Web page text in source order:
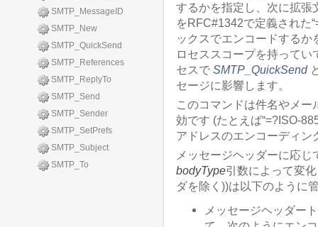
SMTP_MessageID
SMTP_New
SMTP_QuickSend
SMTP_References
SMTP_ReplyTo
SMTP_Send
SMTP_Sender
SMTP_SetPrefs
SMTP_Subject
SMTP_To
するかを指定し、次に拡張
をRFC#1342で定義された
ックスでエンコードする
ロセススコープを持って
セスで SMTP_QuickSend
セージに影響します。
このコマンドは件名やメ
効です (たとえば“=?ISO-
アドレスのエンコーディン
メッセージヘッダーに応
bodyType引数によって変
ダを除く))は以下のように
メッセージヘッダー